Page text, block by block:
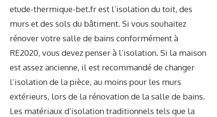
etude-thermique-bet.frest l’isolation du toit, des
murs et des sols du bâtiment. Si vous souhaitez
rénover votre salle de bains conformément à
RE2020, vous devez penser à l’isolation. Si la maison
est assez ancienne, il est recommandé de changer
l’isolation de la pièce, au moins pour les murs
extérieurs, lors de la rénovation de la salle de bains.
Les matériaux d’isolation traditionnels tels que la